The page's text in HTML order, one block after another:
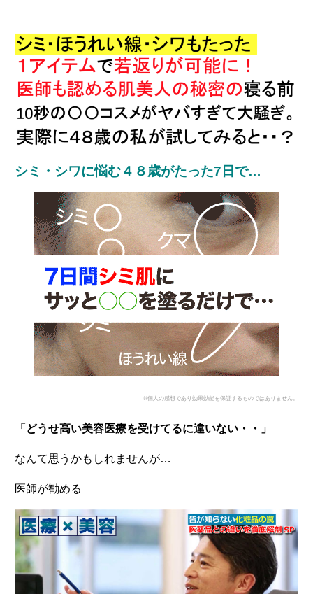
シミ・シワに悩む４８歳がたった7日で…
※個人の感想であり効果効能を保証するものではありません。
「どうせ高い美容医療を受けてるに違いない・・」
なんて思うかもしれませんが…
医師が勧める